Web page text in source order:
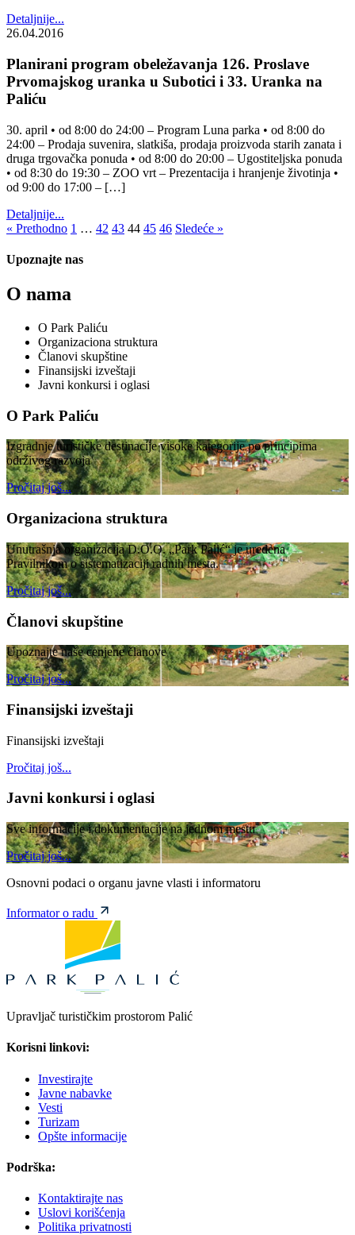
Detaljnije...
26.04.2016
Planirani program obeležavanja 126. Proslave
Prvomajskog uranka u Subotici i 33. Uranka na
Paliću
30. april • od 8:00 do 24:00 – Program Luna parka • od 8:00 do
24:00 – Prodaja suvenira, slatkiša, prodaja proizvoda starih zanata i
druga trgovačka ponuda • od 8:00 do 20:00 – Ugostiteljska ponuda
• od 8:30 do 19:30 – ZOO vrt – Prezentacija i hranjenje životinja •
od 9:00 do 17:00 – […]
Detaljnije...
« Prethodno 1 … 42 43 44 45 46 Sledeće »
Upoznajte nas
O nama
O Park Paliću
Organizaciona struktura
Članovi skupštine
Finansijski izveštaji
Javni konkursi i oglasi
O Park Paliću
Izgradnje turističke destinacije visoke kategorije po principima
održivog razvoja
Pročitaj još...
Organizaciona struktura
Unutrašnja organizacija D.O.O. „Park Palić“ je uređena
Pravilnikom o sistematizaciji radnih mesta.
Pročitaj još...
Članovi skupštine
Upoznajte naše cenjene članove
Pročitaj još...
Finansijski izveštaji
Finansijski izveštaji
Pročitaj još...
Javni konkursi i oglasi
Sve informacije i dokumentacije na jednom mestu
Pročitaj još...
Osnovni podaci o organu javne vlasti i informatoru
Informator o radu
Upravljač turističkim prostorom Palić
Korisni linkovi:
Investirajte
Javne nabavke
Vesti
Turizam
Opšte informacije
Podrška:
Kontaktirajte nas
Uslovi korišćenja
Politika privatnosti